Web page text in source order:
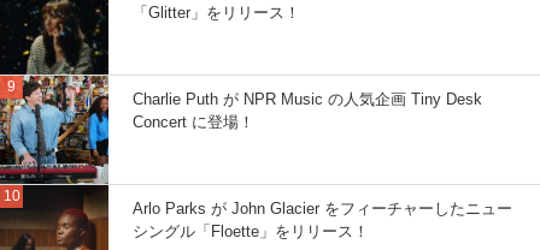
「Glitter」をリリース！
Charlie Puth が NPR Music の人気企画 Tiny Desk
Concert に登場！
Arlo Parks が John Glacier をフィーチャーしたニュー
シングル「Floette」をリリース！